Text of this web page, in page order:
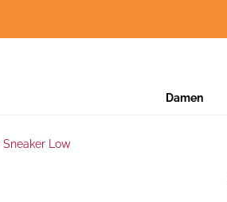
Damen
Sneaker Low